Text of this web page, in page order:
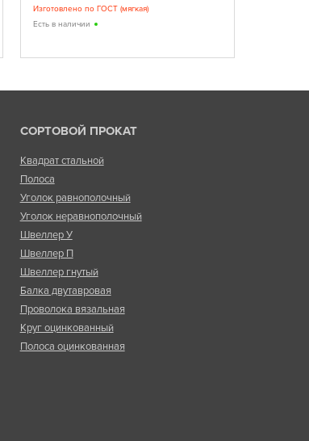
Изготовлено по ГОСТ (мягкая)
Есть в наличии
СОРТОВОЙ ПРОКАТ
Квадрат стальной
Полоса
Уголок равнополочный
Уголок неравнополочный
Швеллер У
Швеллер П
Швеллер гнутый
Балка двутавровая
Проволока вязальная
Круг оцинкованный
Полоса оцинкованная